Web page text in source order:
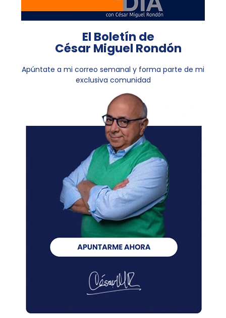
El Boletín de
César Miguel Rondón
Apúntate a mi correo semanal y forma parte de mi
exclusiva comunidad